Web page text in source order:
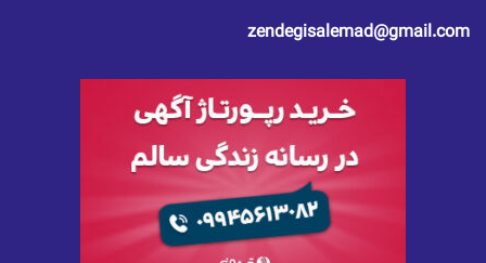
zendegisalemad@gmail.com